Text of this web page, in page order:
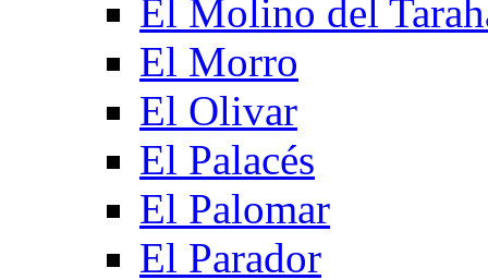
El Molino del
El Morro
El Olivar
El Palacés
El Palomar
El Parador